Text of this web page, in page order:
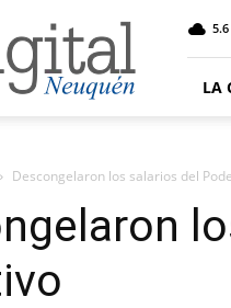
5.6
LA
Descongelaron los salarios del